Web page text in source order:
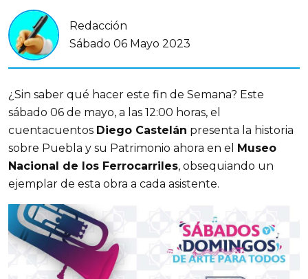
Redacción
Sábado 06 Mayo 2023
¿Sin saber qué hacer este fin de Semana? Este
sábado 06 de mayo, a las 12:00 horas, el
cuentacuentos Diego Castelán presenta la historia
sobre Puebla y su Patrimonio ahora en el
Museo
Nacional de los Ferrocarriles, obsequiando un
ejemplar de esta obra a cada asistente.